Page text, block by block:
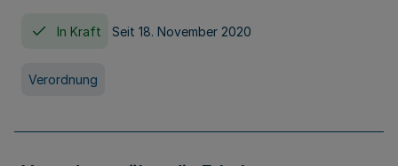
In Kraft Seit 18. November 2020
Verordnung